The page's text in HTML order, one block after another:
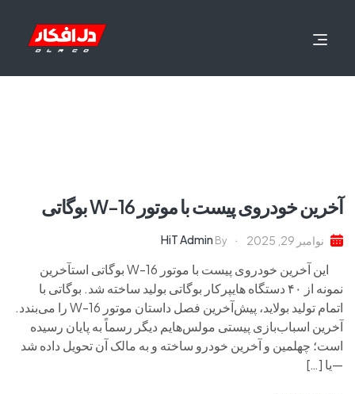
آخرین خودروی پیست با موتور W-16 بوگاتی
نوامبر 29, 2025 By
HiT Admin
این آخرین خودروی پیست با موتور W-16 بوگاتی استآخرین
نمونه از ۴۰ دستگاه هایپرکار بوگاتی بولید ساخته شد. بوگاتی با
اتمام تولید بولاید، پیش‌آخرین فصل داستان موتور W-16 را می‌بندد.
آخرین اسباب‌بازی پیستی مولس‌هایم دیگر رسماً به پایان رسیده
است؛ چهلمین و آخرین خودرو ساخته و به مالک آن تحویل داده شد
—یا […]